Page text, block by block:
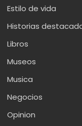
Estilo de vida
Historias
Libros
Museos
Musica
Negocios
Opinion